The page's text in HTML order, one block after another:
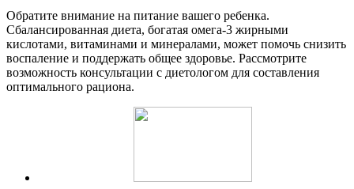
Обратите внимание на питание вашего ребенка.
Сбалансированная диета, богатая омега-3 жирными
кислотами, витаминами и минералами, может помочь снизить
воспаление и поддержать общее здоровье. Рассмотрите
возможность консультации с диетологом для составления
оптимального рациона.